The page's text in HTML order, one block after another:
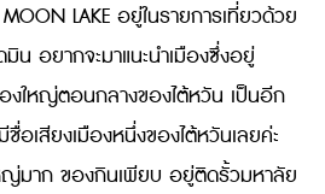
LAKE อยู่ในรายการเที่ยวด้วย
น อยากจะมาแนะนำเมืองซึ่งอยู่
องใหญ่ตอนกลางของไต้หวัน เป็นอีก
อเสียงเมืองหนึ่งของไต้หวันเลยค่ะ
ญ่มาก ของกินเพียบ อยู่ติดรั้วมหาลัย